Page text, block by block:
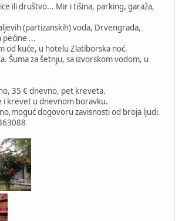
ili društvo... Mir i tišina, parking, garaža,
(partizanskih) voda, Drvengrada,
pećine ...
od kuće, u hotelu Zlatiborska noć.
Šuma za šetnju, sa izvorskom vodom, u
35 € dnevno, pet kreveta.
i krevet u dnevnom boravku.
dogovoru zavisnosti od broja ljudi.